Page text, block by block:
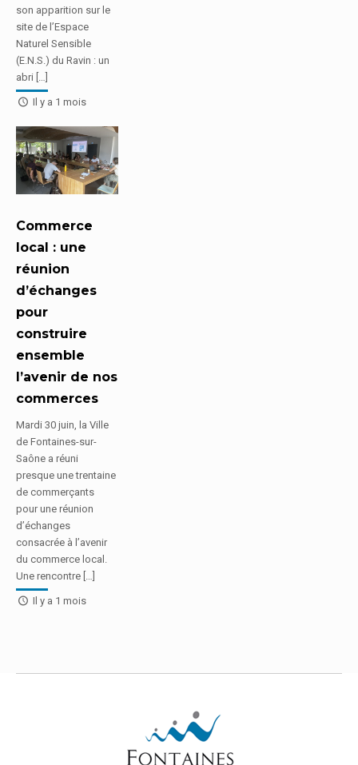
son apparition sur le
site de l’Espace
Naturel Sensible
(E.N.S.) du Ravin : un
abri […]
Il y a 1 mois
Commerce
local : une
réunion
d’échanges
pour
construire
ensemble
l’avenir de nos
commerces
Mardi 30 juin, la Ville
de Fontaines-sur-
Saône a réuni
presque une trentaine
de commerçants
pour une réunion
d’échanges
consacrée à l’avenir
du commerce local.
Une rencontre […]
Il y a 1 mois